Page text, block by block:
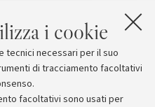
i cookie
tecnici necessari per il suo
di tracciamento facoltativi
facoltativi sono usati per
forte e determinata
di dedizione allo
il disegno di un